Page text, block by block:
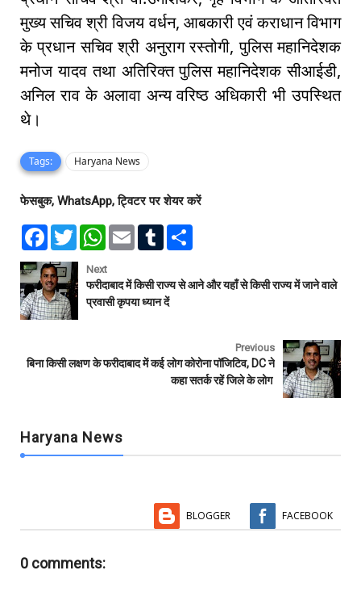
मुख्य सचिव श्री विजय वर्धन, आबकारी एवं कराधान विभाग
के प्रधान सचिव श्री अनुराग रस्तोगी, पुलिस महानिदेशक
मनोज यादव तथा अतिरिक्त पुलिस महानिदेशक सीआईडी,
अनिल राव के अलावा अन्य वरिष्ठ अधिकारी भी उपस्थित
थे।
Tags: Haryana News
फेसबुक, WhatsApp, ट्विटर पर शेयर करें
F
e
b
o
o
k
T
w
t
t
e
W
t
s
A
p
E
l
T
l
r
e
Next
फरीदाबाद में किसी राज्य से आने और यहाँ से किसी राज्य में जाने वाले
प्रवासी कृपया ध्यान दें
Previous
बिना किसी लक्षण के फरीदाबाद में कई लोग कोरोना पॉजिटिव, DC ने
कहा सतर्क रहें जिले के लोग
Haryana News
BLOGGER FACEBOOK
0 comments: